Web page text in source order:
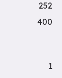
252
400
1